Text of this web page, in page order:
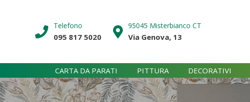
Telefono
095 817 5020
95045 Misterbianco CT
Via Genova, 13
CARTA DA PARATI PITTURA DECORATIVI